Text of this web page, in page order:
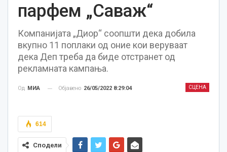
парфем „Саваж“
Компанијата „Диор“ соопшти дека добила
вкупно 11 поплаки од оние кои веруваат
дека Деп треба да биде отстранет од
рекламната кампања.
СЦЕНА
Од МИА Објавено 26/05/2022 8:29:04
614
Сподели